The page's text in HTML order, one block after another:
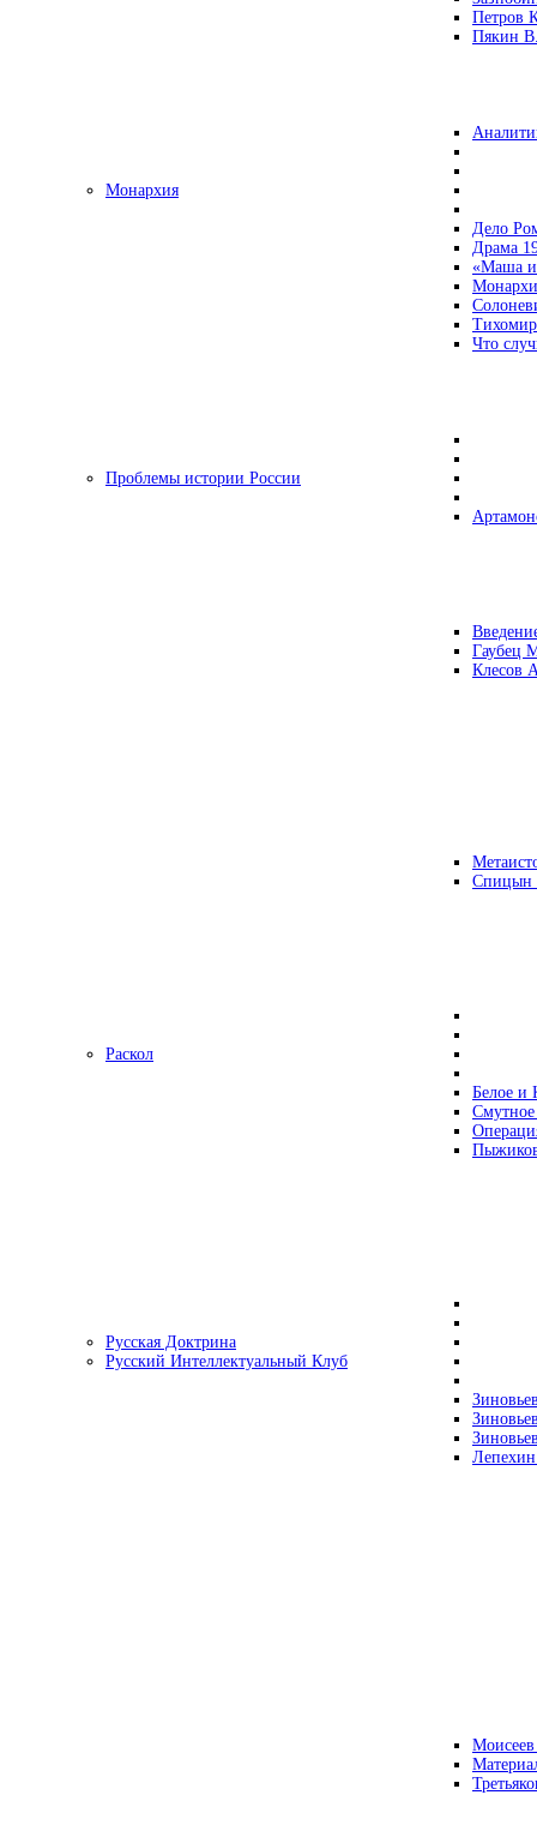
Петров
Пякин
Монархия
Дело
Драма
«Маша и
Что
Проблемы истории России
Гаубец
Клесов
Раскол
Белое и
Русская Доктрина
Русский Интеллектуальный Клуб